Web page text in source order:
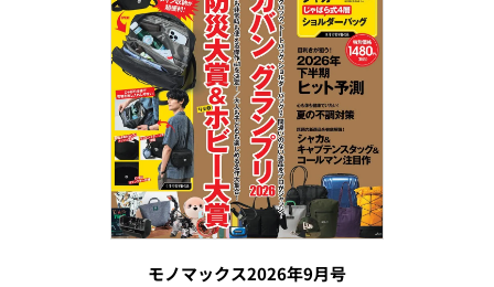
モノマックス2026年9月号